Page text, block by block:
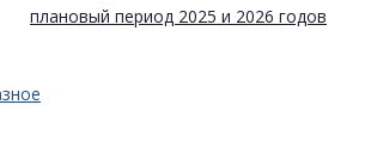
плановый период 2025 и 2026 годов